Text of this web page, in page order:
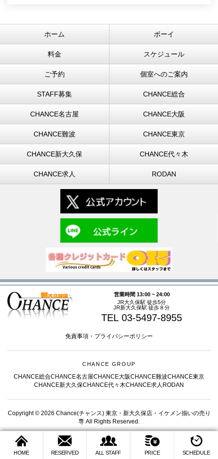
ホーム ボーイ
料金 スケジュール
ご予約 個室へのご案内
STAFF募集 CHANCE総合
CHANCE名古屋 CHANCE大阪
CHANCE難波 CHANCE東京
CHANCE新大久保 CHANCE代々木
CHANCE求人 RODAN
営業時間 13:00 ~ 24:00
JR大久保駅 徒歩5分
JR新大久保駅 徒歩８分
TEL 03-5497-8955
免責事項 ・ プライバシーポリシー
CHANCE GROUP
CHANCE総合CHANCE名古屋CHANCE大阪CHANCE難波CHANCE東京
CHANCE新大久保CHANCE代々木CHANCE求人 RODAN
Copyright © 2026 Chance(チャンス) 東京・新大久保店・イケメン揃いの売り
専 All Rights Reserved.
HOME RESERVED ALL STAFF PRICE SCHEDULE